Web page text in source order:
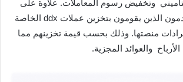
وتخفيض رسوم المعاملات. علاوة على
ذلك يحصل المستخدمون الذين يقومون بتخزين عملات ddx الخاصة
منصتها. وذلك بحسب قيمة تخزينهم مما
والعوائد المجزية.